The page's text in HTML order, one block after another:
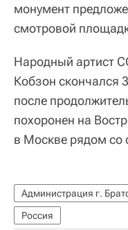
монумент
смотровой
Народный артист
Кобзон скончался
после
похоронен на
в Москве рядом со
Администрация г.
Россия